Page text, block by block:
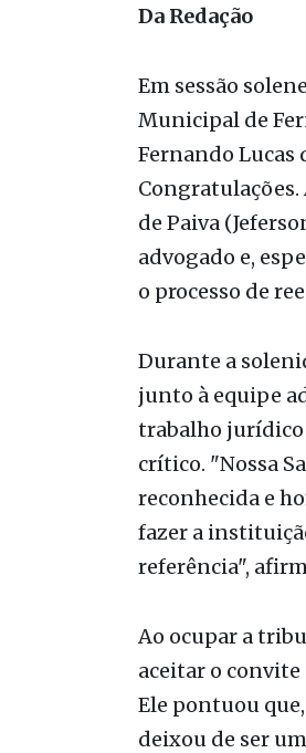
Marcus Chaer e
Da Redação
Em sessão
Municipal de
Fernando Lucas
Congratulações.
de Paiva
o processo de
Durante a
junto à equipe
trabalho jurídico
crítico. "Nossa
reconhecida e
referência",
Ao ocupar a
aceitar o